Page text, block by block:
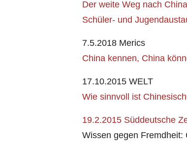
Der weite Weg nach
Schüler- und
7.5.2018 Merics
China kennen, China
17.10.2015 WELT
Wie sinnvoll ist
19.2.2015 Süddeutsche
Wissen gegen